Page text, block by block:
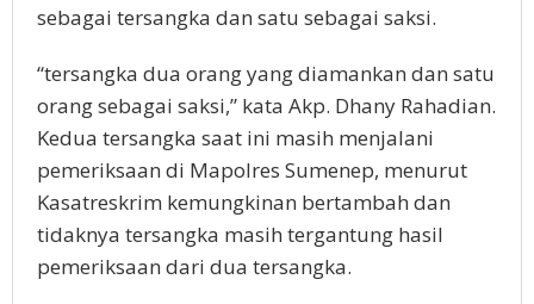
sebagai tersangka dan satu sebagai saksi.
“tersangka dua orang yang diamankan dan satu
orang sebagai saksi,” kata Akp. Dhany Rahadian.
Kedua tersangka saat ini masih menjalani
pemeriksaan di Mapolres Sumenep, menurut
Kasatreskrim kemungkinan bertambah dan
tidaknya tersangka masih tergantung hasil
pemeriksaan dari dua tersangka.